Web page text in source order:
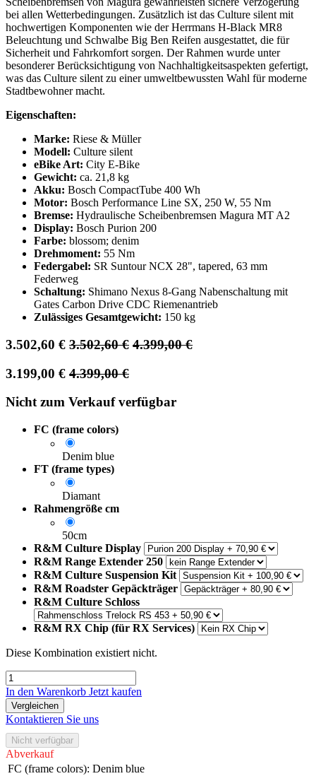
bei allen Wetterbedingungen. Zusätzlich ist das Culture silent mit
hochwertigen Komponenten wie der Herrmans H-Black MR8
Beleuchtung und Schwalbe Big Ben Reifen ausgestattet, die für
Sicherheit und Fahrkomfort sorgen. Der Rahmen wurde unter
besonderer Berücksichtigung von Nachhaltigkeitsaspekten gefertigt,
was das Culture silent zu einer umweltbewussten Wahl für moderne
Stadtbewohner macht.
Eigenschaften:
Marke: Riese & Müller
Modell: Culture silent
eBike Art: City E-Bike
Gewicht: ca. 21,8 kg
Akku: Bosch CompactTube 400 Wh
Motor: Bosch Performance Line SX, 250 W, 55 Nm
Bremse: Hydraulische Scheibenbremsen Magura MT A2
Display: Bosch Purion 200
Farbe: blossom; denim
Drehmoment: 55 Nm
Federgabel: SR Suntour NCX 28", tapered, 63 mm
Federweg
Schaltung: Shimano Nexus 8-Gang Nabenschaltung mit
Gates Carbon Drive CDC Riemenantrieb
Zulässiges Gesamtgewicht: 150 kg
3.502,60 € 3.502,60€ 4.399,00€
3.199,00 € 4.399,00€
Nicht zum Verkauf verfügbar
FC (frame colors)
Denim blue
FT (frame types)
Diamant
Rahmengröße cm
50cm
R&M Culture Display
R&M Range Extender 250
R&M Culture Suspension Kit
R&M Roadster Gepäckträger
R&M Culture Schloss
R&M RX Chip (für RX Services)
Diese Kombination existiert nicht.
In den Warenkorb Jetzt kaufen
Vergleichen
Kontaktieren Sie uns
Nicht verfügbar
Abverkauf
FC (frame colors): Denim blue